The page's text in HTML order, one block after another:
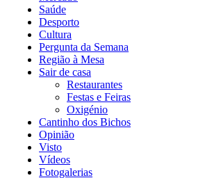
Saúde
Desporto
Cultura
Pergunta da Semana
Região à Mesa
Sair de casa
Restaurantes
Festas e Feiras
Oxigénio
Cantinho dos Bichos
Opinião
Visto
Vídeos
Fotogalerias